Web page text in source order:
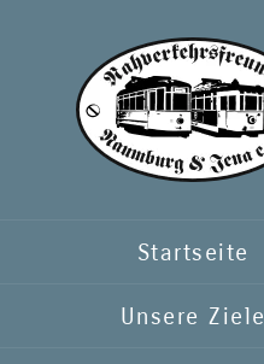
springen
Startseite
Unsere Ziele